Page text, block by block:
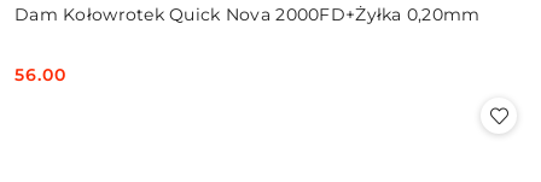
Dam Kołowrotek Quick Nova 2000FD+Żyłka 0,20mm
Cena:
56.00